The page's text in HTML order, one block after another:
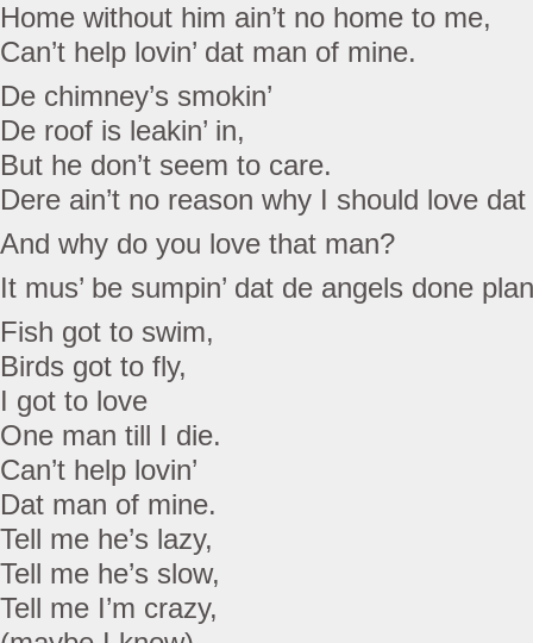
Home without him ain’t no home to me,
Can’t help lovin’ dat man of mine.
De chimney’s smokin’
De roof is leakin’ in,
But he don’t seem to care.
Dere ain’t no reason why I should love
And why do you love that man?
It mus’ be sumpin’ dat de angels done
Fish got to swim,
Birds got to fly,
I got to love
One man till I die.
Can’t help lovin’
Dat man of mine.
Tell me he’s lazy,
Tell me he’s slow,
Tell me I’m crazy,